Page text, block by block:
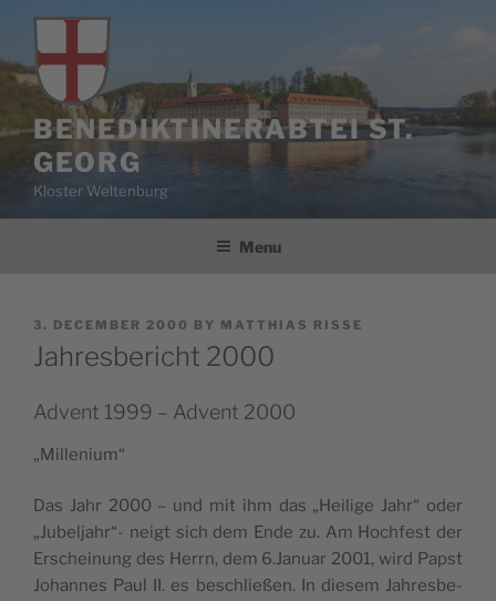
content
BENEDIKTINERABTEI ST.
GEORG
Kloster Weltenburg
Menu
POSTED
ON
3. DECEMBER 2000 BY MATTHIAS RISSE
Jahresbericht 2000
Advent 1999 – Advent 2000
„Mil­le­ni­um“
Das Jahr 2000 – und mit ihm das „Hei­l­ige Jahr“ oder
„Jubel­ja­hr“- neigt sich dem Ende zu. Am Hoc­hfest der
Ersc­he­i­nung des Herrn, dem 6.Januar 2001, wird Papst
Johan­nes Paul II. es besc­hli­e­ßen. In die­sem Jahre­s­be­